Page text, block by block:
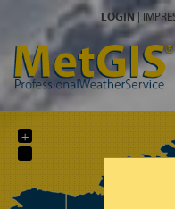
LOGIN|
+
−